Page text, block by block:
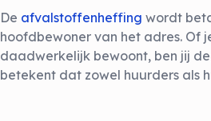
De afvalstoffenheffing wordt
hoofdbewoner van het adres. Of
daadwerkelijk bewoont, ben jij
betekent dat zowel huurders als